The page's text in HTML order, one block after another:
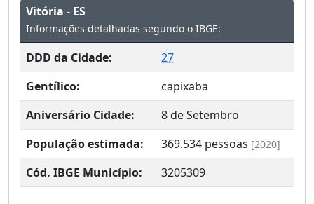
Vitória - ES
Informações detalhadas segundo o IBGE:
DDD da Cidade:
27
Gentílico:
capixaba
Aniversário Cidade:
8 de Setembro
População estimada:
369.534 pessoas [2020]
Cód. IBGE Município: 3205309